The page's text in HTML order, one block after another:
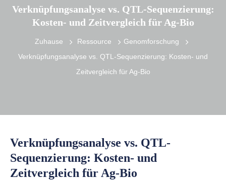
Verknüpfungsanalyse vs. QTL-Sequenzierung:
Kosten- und Zeitvergleich für Ag-Bio
Zuhause Ressource
Genomforschung
Verknüpfungsanalyse vs. QTL-Sequenzierung: Kosten- und
Zeitvergleich für Ag-Bio
Verknüpfungsanalyse vs. QTL-
Sequenzierung: Kosten- und
Zeitvergleich für Ag-Bio